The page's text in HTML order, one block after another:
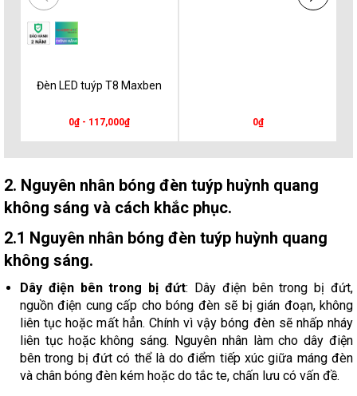
Đèn LED tuýp T8 Maxben
0₫ - 117,000₫ 0₫
2. Nguyên nhân bóng đèn tuýp huỳnh quang
không sáng và cách khắc phục.
2.1 Nguyên nhân bóng đèn tuýp huỳnh quang
không sáng.
Dây điện bên trong bị đứt: Dây điện bên trong bị đứt,
nguồn điện cung cấp cho bóng đèn sẽ bị gián đoạn, không
liên tục hoặc mất hẳn. Chính vì vậy bóng đèn sẽ nhấp nháy
liên tục hoặc không sáng. Nguyên nhân làm cho dây điện
bên trong bị đứt có thể là do điểm tiếp xúc giữa máng đèn
và chân bóng đèn kém hoặc do tắc te, chấn lưu có vấn đề.